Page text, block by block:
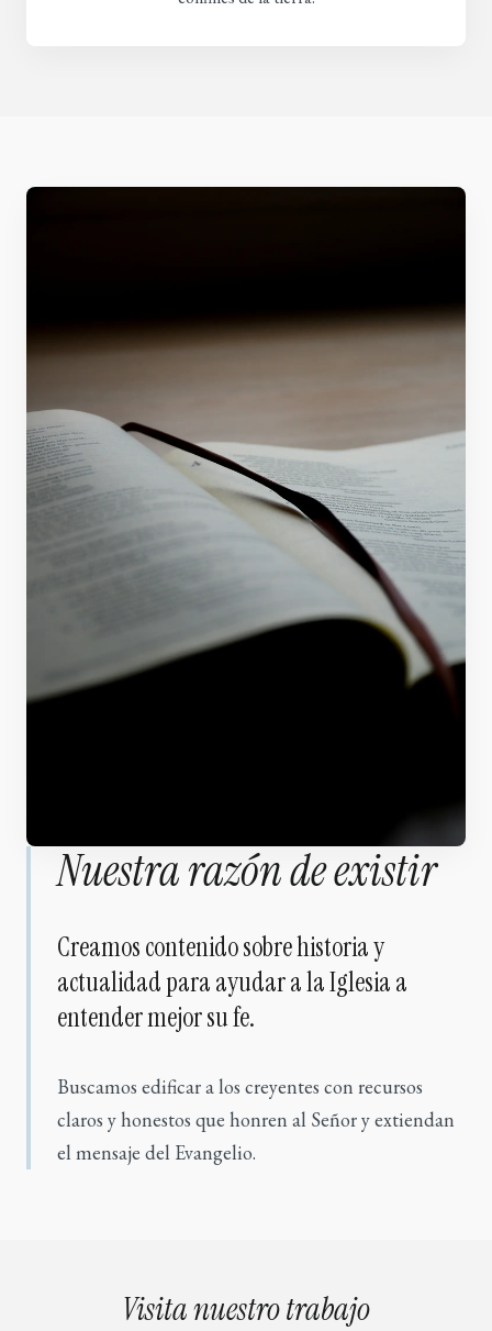
Nuestra razón de existir
Creamos contenido sobre historia y
actualidad para ayudar a la Iglesia a
entender mejor su fe.
Buscamos edificar a los creyentes con recursos
claros y honestos que honren al Señor y extiendan
el mensaje del Evangelio.
Visita nuestro trabajo